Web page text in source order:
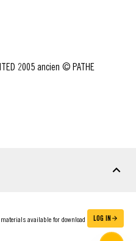
2005 ancien © PATHE
available for download
LOG IN